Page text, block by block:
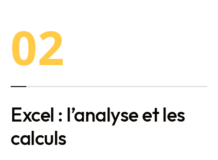
02
Excel : l’analyse et les
calculs